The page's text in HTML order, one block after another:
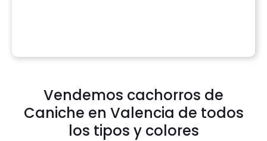
Vendemos cachorros de
Caniche en Valencia de todos
los tipos y colores